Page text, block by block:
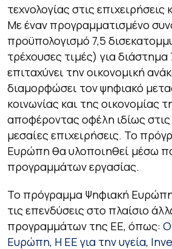
τεχνολογίας στις επιχειρήσεις
Με έναν προγραμματισμένο
προϋπολογισμό 7,5
τρέχουσες τιμές) για
επιταχύνει την οικονομική
διαμορφώσει τον ψηφιακό
κοινωνίας και της οικονομίας
αποφέροντας οφέλη ιδίως στις
μεσαίες επιχειρήσεις. Το
Ευρώπη θα υλοποιηθεί μέσω
προγραμμάτων εργασίας.
Το πρόγραμμα Ψηφιακή
τις επενδύσεις στο πλαίσιο
προγραμμάτων της ΕΕ, όπως:
Ευρώπη, Η ΕΕ για την υγεία,